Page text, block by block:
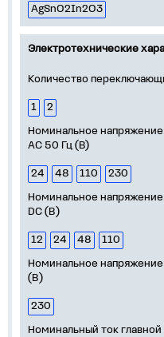
AgSnO2In2O3
Электротехнические
Количество
1
2
Номинальное напряжение
АС 50 Гц (В)
24 48 110
230
Номинальное напряжение
DC (В)
12 24 48
110
Номинальное напряжение
(В)
230
Номинальный ток